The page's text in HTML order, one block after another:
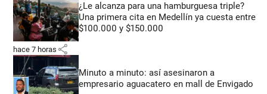
¿Le alcanza para una hamburguesa triple?
Una primera cita en Medellín ya cuesta entre
$100.000 y $150.000
hace 7 horas share
Minuto a minuto: así asesinaron a
empresario aguacatero en mall de Envigado